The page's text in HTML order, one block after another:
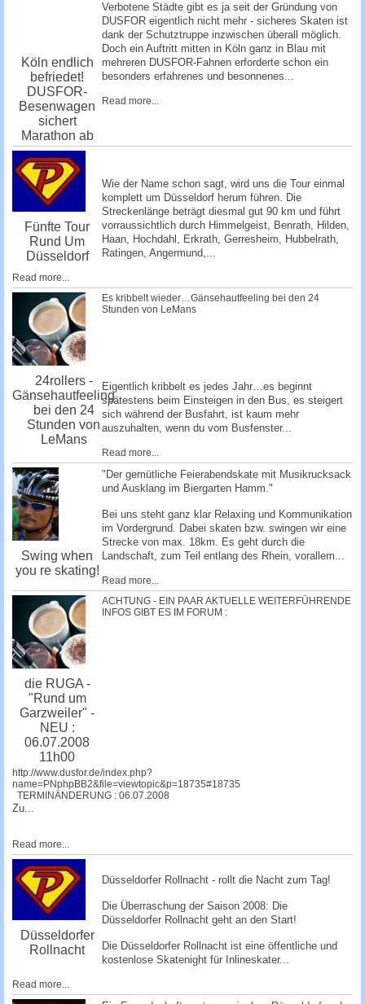
Köln endlich
befriedet!
DUSFOR-
Besenwagen
sichert
Marathon ab
Verbotene Städte gibt es ja seit der Gründung von
DUSFOR eigentlich nicht mehr - sicheres Skaten ist
dank der Schutztruppe inzwischen überall möglich.
Doch ein Auftritt mitten in Köln ganz in Blau mit
mehreren DUSFOR-Fahnen erforderte schon ein
besonders erfahrenes und besonnenes...
Read more...
Fünfte Tour
Rund Um
Düsseldorf
Wie der Name schon sagt, wird uns die Tour einmal
komplett um Düsseldorf herum führen. Die
Streckenlänge beträgt diesmal gut 90 km und führt
vorraussichtlich durch Himmelgeist, Benrath, Hilden,
Haan, Hochdahl, Erkrath, Gerresheim, Hubbelrath,
Ratingen, Angermund,...
Read more...
24rollers -
Gänsehautfeeling
bei den 24
Stunden von
LeMans
Es kribbelt wieder…Gänsehautfeeling bei den 24
Stunden von LeMans
Eigentlich kribbelt es jedes Jahr…es beginnt
spätestens beim Einsteigen in den Bus, es steigert
sich während der Busfahrt, ist kaum mehr
auszuhalten, wenn du vom Busfenster...
Read more...
Swing when
you re skating!
"Der gemütliche Feierabendskate mit Musikrucksack
und Ausklang im Biergarten Hamm."
Bei uns steht ganz klar Relaxing und Kommunikation
im Vordergrund. Dabei skaten bzw. swingen wir eine
Strecke von max. 18km. Es geht durch die
Landschaft, zum Teil entlang des Rhein, vorallem...
Read more...
die RUGA -
"Rund um
Garzweiler" -
NEU :
06.07.2008
11h00
ACHTUNG - EIN PAAR AKTUELLE WEITERFÜHRENDE
INFOS GIBT ES IM FORUM :
http://www.dusfor.de/index.php?
name=PNphpBB2&file=viewtopic&p=18735#18735
TERMINÄNDERUNG : 06.07.2008
Zu...
Read more...
Düsseldorfer
Rollnacht
Düsseldorfer Rollnacht - rollt die Nacht zum Tag!
Die Überraschung der Saison 2008: Die
Düsseldorfer Rollnacht geht an den Start!
Die Düsseldorfer Rollnacht ist eine öffentliche und
kostenlose Skatenight für Inlineskater...
Read more...